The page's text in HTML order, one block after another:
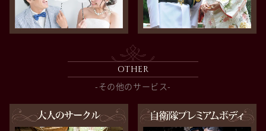
OTHER
-その他のサービス-